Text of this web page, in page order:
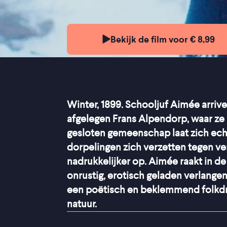
Bekijk de film voor € 8,99
Winter, 1899. Schooljuf Aimée
afgelegen Frans Alpendorp, waar
gesloten gemeenschap laat zich
dorpelingen zich verzetten tegen
nadrukkelijker op. Aimée raakt in
onrustig, erotisch geladen
een poëtisch en beklemmend
natuur.